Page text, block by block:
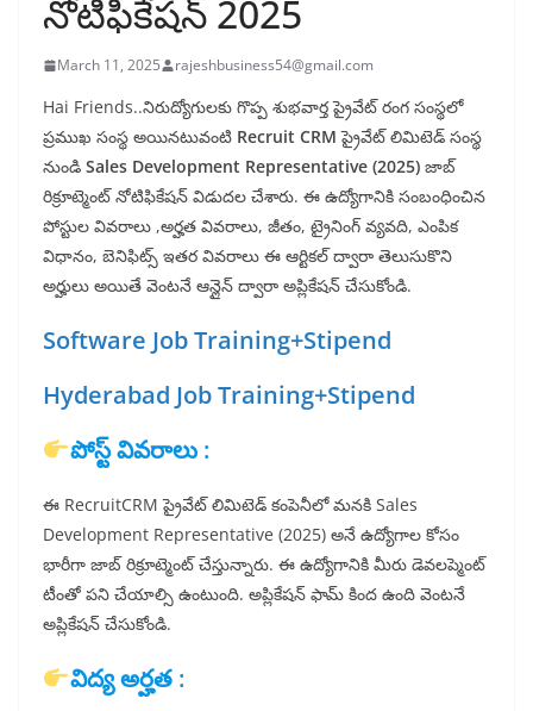
నోటిఫికేషన్ 2025
March 11, 2025 rajeshbusiness54@gmail.com
Hai Friends..నిరుద్యోగులకు గొప్ప శుభవార్త ప్రైవేట్ రంగ సంస్థలో
ప్రముఖ సంస్థ అయినటువంటి Recruit CRMప్రైవేట్ లిమిటెడ్ సంస్థ
నుండి Sales Development Representative (2025) జాబ్
రిక్రూట్మెంట్ నోటిఫికేషన్ విడుదల చేశారు. ఈ ఉద్యోగానికి సంబంధించిన
పోస్టుల వివరాలు ,అర్హత వివరాలు, జీతం, ట్రైనింగ్ వ్యవది, ఎంపిక
విధానం, బెనిఫిట్స్ ఇతర వివరాలు ఈ ఆర్టికల్ ద్వారా తెలుసుకొని
అర్హులు అయితే వెంటనే ఆన్లైన్ ద్వారా అప్లికేషన్ చేసుకోండి.
Software Job Training+Stipend
Hyderabad Job Training+Stipend
పోస్ట్ వివరాలు :
ఈ RecruitCRM ప్రైవేట్ లిమిటెడ్ కంపెనీలో మనకి Sales
Development Representative (2025) అనే ఉద్యోగాల కోసం
భారీగా జాబ్ రిక్రూట్మెంట్ చేస్తున్నారు. ఈ ఉద్యోగానికి మీరు డెవలప్మెంట్
టీంతో పని చేయాల్సి ఉంటుంది. అప్లికేషన్ ఫామ్ కింద ఉంది వెంటనే
అప్లికేషన్ చేసుకోండి.
విద్య అర్హత :